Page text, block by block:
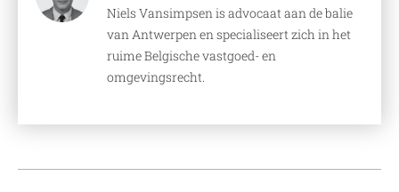
Niels Vansimpsen is advocaat aan de balie
van Antwerpen en specialiseert zich in het
ruime Belgische vastgoed- en
omgevingsrecht.